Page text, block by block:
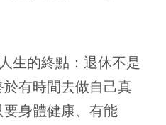
生的終點： 退休不是
有時間去做自己真
身體健康、有能